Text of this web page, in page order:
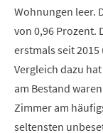
Wohnungen leer.
von 0,96 Prozent.
erstmals seit
Vergleich dazu
am Bestand
Zimmer am
seltensten